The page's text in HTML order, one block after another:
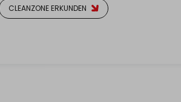
CLEANZONE ERKUNDEN